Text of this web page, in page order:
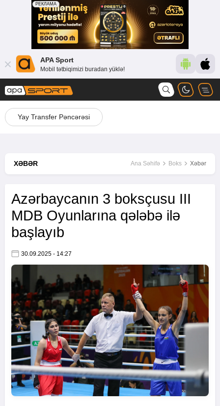
APA Sport
Mobil tətbiqimizi buradan yüklə!
Yay Transfer Pəncərəsi
XƏBƏR Ana Səhifə Boks Xəbər
Azərbaycanın 3 boksçusu III
MDB Oyunlarına qələbə ilə
başlayıb
30.09.2025 - 14:27